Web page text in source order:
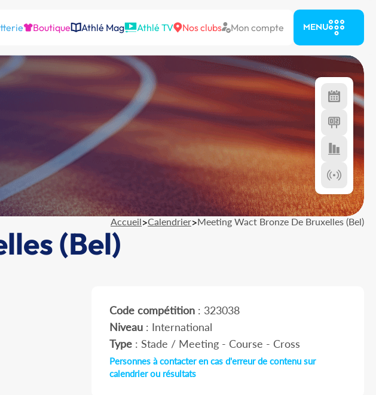
Boutique Athlé Mag Athlé TV Nos clubs Mon compte MENU
Accueil>Calendrier>Meeting Wact Bronze De Bruxelles (Bel)
(Bel)
Code compétition: 323038
Niveau: International
Type: Stade / Meeting - Course - Cross
Personnes à contacter en cas d'erreur de contenu sur
calendrier ou résultats